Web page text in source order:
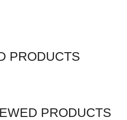
PRODUCTS
PRODUCTS